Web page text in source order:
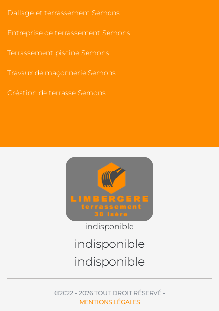
Dallage et terrassement Semons
Entreprise de terrassement Semons
Terrassement piscine Semons
Travaux de maçonnerie Semons
Création de terrasse Semons
indisponible
indisponible
indisponible
©2022 - 2026 TOUT DROIT RÉSERVÉ -
MENTIONS LÉGALES